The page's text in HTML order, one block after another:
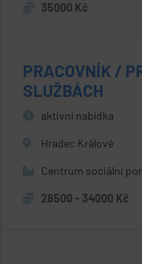
35000 Kč
PRACOVNÍK /
SLUŽBÁCH
aktivní nabídka
Hradec Králové
Centrum sociální
28500 - 34000 Kč